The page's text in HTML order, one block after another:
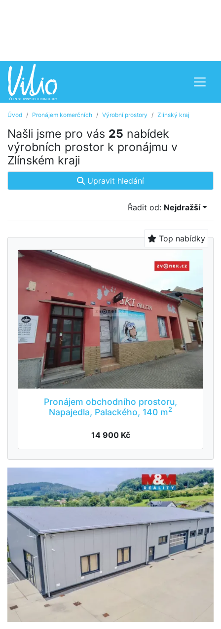
Úvod Pronájem komerčních Výrobní prostory Zlínský kraj
Našli jsme pro vás 25 nabídek
výrobních prostor k pronájmu v
Zlínském kraji
Upravit hledání
Řadit od: Nejdražší
Top nabídky
Pronájem obchodního prostoru,
Napajedla, Palackého, 140 m2
14 900 Kč